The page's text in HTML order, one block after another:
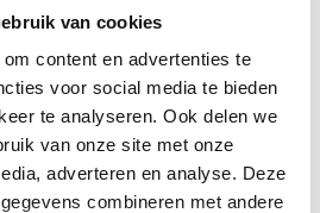
van cookies
content en advertenties te
voor social media te bieden
te analyseren. Ook delen we
van onze site met onze
adverteren en analyse. Deze
combineren met andere